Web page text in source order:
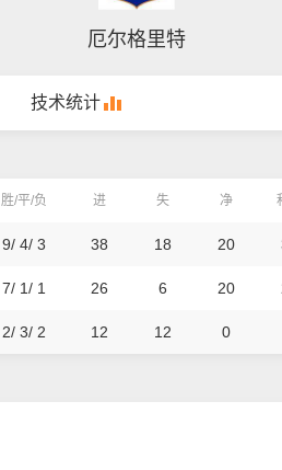
厄尔格里特
技术统计
胜/平/负 进 失 净
9/ 4/ 3 38 18 20
7/ 1/ 1 26 6 20
2/ 3/ 2 12 12 0